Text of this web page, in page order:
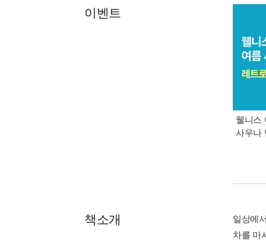
이벤트
웰니스
사우나
책소개
일상에
차를 마